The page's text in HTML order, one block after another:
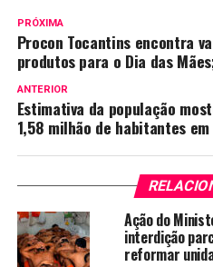
PRÓXIMA
Procon Tocantins encontra
produtos para o Dia das
ANTERIOR
Estimativa da população
1,58 milhão de habitantes
Ação do
interdição
reformar